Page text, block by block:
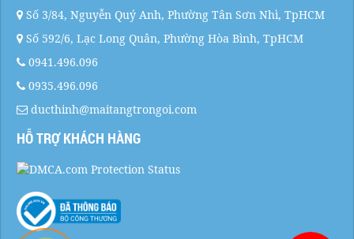
Số 3/84, Nguyễn Quý Anh, Phường Tân Sơn Nhì, TpHCM
Số 592/6, Lạc Long Quân, Phường Hòa Bình, TpHCM
0941.496.096
0935.496.096
ducthinh@maitangtrongoi.com
HỖ TRỢ KHÁCH HÀNG